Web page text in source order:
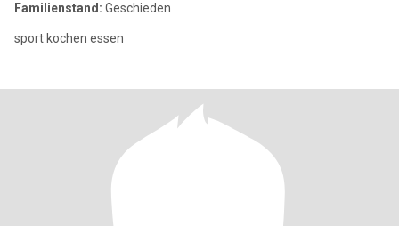
Familienstand: Geschieden
sport kochen essen